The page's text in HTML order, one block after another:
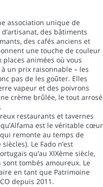
association unique de
des bâtiments
des cafés anciens et
une touche de couleur
animées où vous
un prix raisonnable – les
pas de les goûter. Elles
vapeur et des poivrons
crème brûlée, le tout arrosé
restaurants et tavernes
est le véritable cœur
remonte au temps de
Le Fado n’est
qu’au XIXème siècle,
tombés amoureux. Le
en tant que Patrimoine
depuis 2011.